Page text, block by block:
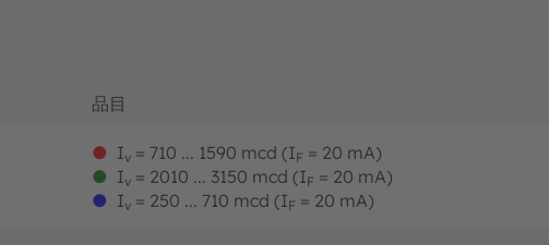
品目
● Iv = 710 ... 1590 mcd (IF = 20 mA)
● Iv = 2010 ... 3150 mcd (IF = 20 mA)
● Iv = 250 ... 710 mcd (IF = 20 mA)